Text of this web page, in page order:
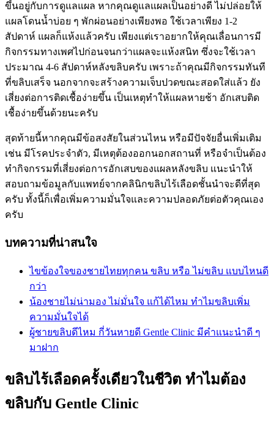
ขึ้นอยู่กับการดูแลแผล หากคุณดูแลแผลเป็นอย่างดี ไม่ปล่อยให้
แผลโดนน้ำบ่อย ๆ พักผ่อนอย่างเพียงพอ ใช้เวลาเพียง 1-2
สัปดาห์ แผลก็แห้งแล้วครับ เพียงแต่เราอยากให้คุณเลื่อนการมี
กิจกรรมทางเพศไปก่อนจนกว่าแผลจะแห้งสนิท ซึ่งจะใช้เวลา
ประมาณ 4-6 สัปดาห์หลังขลิบครับ เพราะถ้าคุณมีกิจกรรมทันที
ที่ขลิบเสร็จ นอกจากจะสร้างความเจ็บปวดขณะสอดใส่แล้ว ยัง
เสี่ยงต่อการติดเชื้อง่ายขึ้น เป็นเหตุทำให้แผลหายช้า อักเสบติด
เชื้อง่ายขึ้นด้วยนะครับ
สุดท้ายนี้หากคุณมีข้อสงสัยในส่วนไหน หรือมีปัจจัยอื่นเพิ่มเติม
เช่น มีโรคประจำตัว, มีเหตุต้องออกนอกสถานที่ หรือจำเป็นต้อง
ทำกิจกรรมที่เสี่ยงต่อการอักเสบของแผลหลังขลิบ แนะนำให้
สอบถามข้อมูลกับแพทย์จากคลินิกขลิบไร้เลือดชั้นนำจะดีที่สุด
ครับ ทั้งนี้ก็เพื่อเพิ่มความมั่นใจและความปลอดภัยต่อตัวคุณเอง
ครับ
บทความที่น่าสนใจ
ไขข้องใจของชายไทยทุกคน ขลิบ หรือ ไม่ขลิบ แบบไหนดี
กว่า
น้องชายไม่น่ามอง ไม่มั่นใจ แก้ได้ไหม ทำไมขลิบเพิ่ม
ความมั่นใจได้
ผู้ชายขลิบดีไหม กี่วันหายดี Gentle Clinic มีคำแนะนำดี ๆ
มาฝาก
ขลิบไร้เลือดครั้งเดียวในชีวิต ทำไมต้อง
ขลิบกับ Gentle Clinic